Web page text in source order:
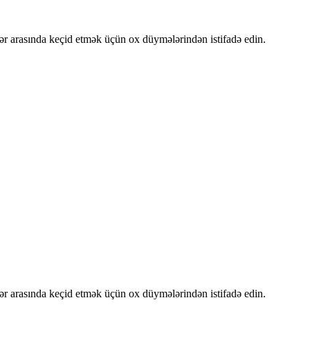
arasında keçid etmək üçün ox düymələrindən istifadə edin.
arasında keçid etmək üçün ox düymələrindən istifadə edin.